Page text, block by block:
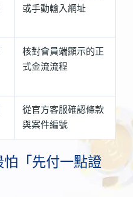
或手動輸入網址
核對會員端顯示的正
式金流流程
從官方客服確認條款
與案件編號
「先付一點證